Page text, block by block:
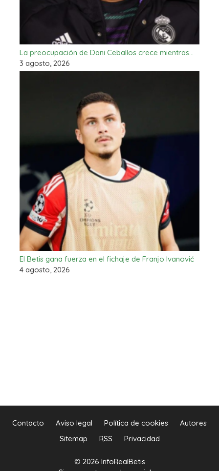
La preocupación de Dani Ceballos crece mientras…
3 agosto, 2026
El Betis gana fuerza en el fichaje de Franjo Ivanović
4 agosto, 2026
Contacto Aviso legal Política de cookies
Autores
Sitemap
RSS Privacidad
© 2026 InfoRealBetis